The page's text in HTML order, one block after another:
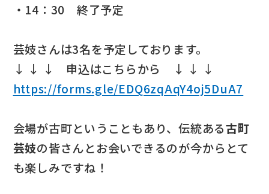
・14：30 終了予定
芸妓さんは3名を予定しております。
↓ ↓ ↓ 申込はこちらから ↓ ↓ ↓
https://forms.gle/EDQ6zqAqY4oj5DuA7
会場が古町ということもあり、伝統ある古町
芸妓の皆さんとお会いできるのが今からとて
も楽しみですね！